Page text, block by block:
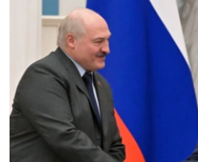
поискуСЕВЕР.РЕАЛИИ
СИБИРЬ.РЕАЛИИ
РАСПИСАНИЕ ВЕЩАНИЯ
ПОДПИШИТЕСЬ НА РАССЫЛКУ
СОЦИАЛЬНЫЕ СЕТИ